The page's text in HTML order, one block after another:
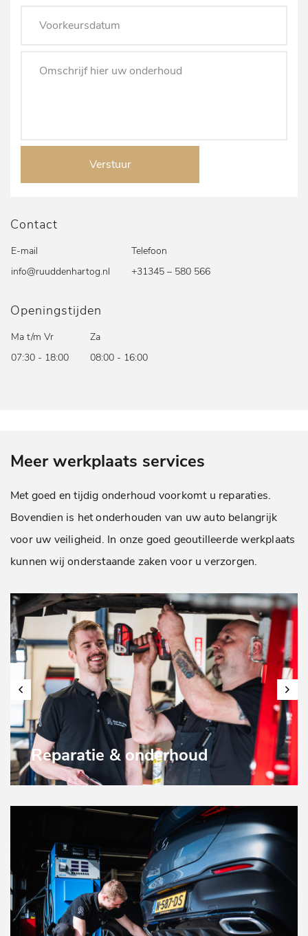
Verstuur
Contact
E-mail
info@ruuddenhartog.nl
Telefoon
+31345 – 580 566
Openingstijden
Ma t/m Vr
07:30 - 18:00
Za
08:00 - 16:00
Meer werkplaats services
Met goed en tijdig onderhoud voorkomt u reparaties.
Bovendien is het onderhouden van uw auto belangrijk
voor uw veiligheid. In onze goed geoutilleerde werkplaats
kunnen wij onderstaande zaken voor u verzorgen.
Reparatie & onderhoud